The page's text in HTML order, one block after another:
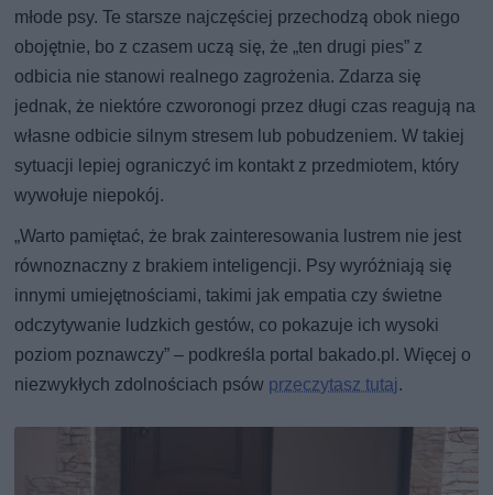
młode psy. Te starsze najczęściej przechodzą obok niego
obojętnie, bo z czasem uczą się, że „ten drugi pies” z
odbicia nie stanowi realnego zagrożenia. Zdarza się
jednak, że niektóre czworonogi przez długi czas reagują na
własne odbicie silnym stresem lub pobudzeniem. W takiej
sytuacji lepiej ograniczyć im kontakt z przedmiotem, który
wywołuje niepokój.
„Warto pamiętać, że brak zainteresowania lustrem nie jest
równoznaczny z brakiem inteligencji. Psy wyróżniają się
innymi umiejętnościami, takimi jak empatia czy świetne
odczytywanie ludzkich gestów, co pokazuje ich wysoki
poziom poznawczy” – podkreśla portal bakado.pl. Więcej o
niezwykłych zdolnościach psów przeczytasz tutaj.